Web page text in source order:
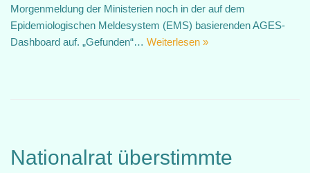
Morgenmeldung der Ministerien noch in der auf dem
Epidemiologischen Meldesystem (EMS) basierenden AGES-
Dashboard auf. „Gefunden“… Weiterlesen »
Nationalrat überstimmte